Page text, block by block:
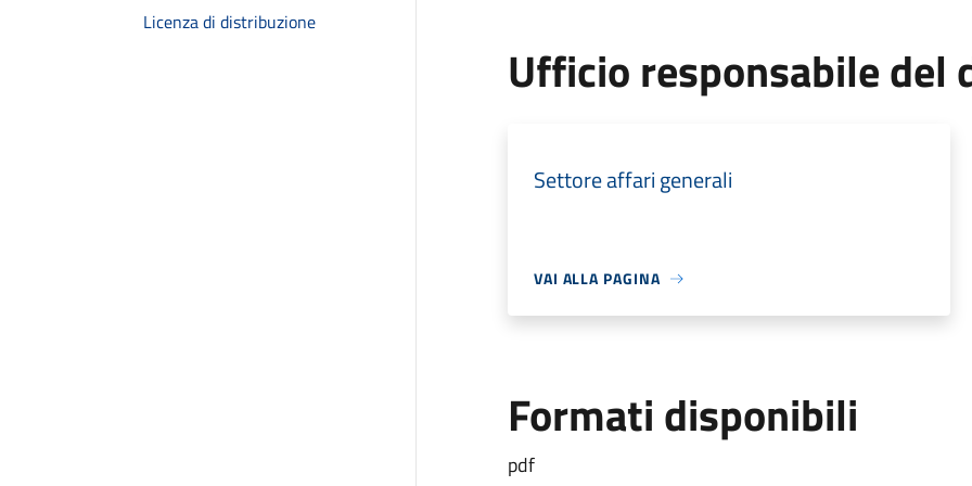
Licenza di distribuzione
Ufficio responsabile del
Settore affari generali
VAI ALLA PAGINA
Formati disponibili
pdf